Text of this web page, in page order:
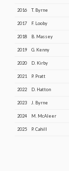
2016 T. Byrne
2017 F. Looby
2018 B. Massey
2019 G. Kenny
2020 D. Kirby
2021 P. Pratt
2022 D. Hatton
2023 J. Byrne
2024 M. McAleer
2025 P. Cahill